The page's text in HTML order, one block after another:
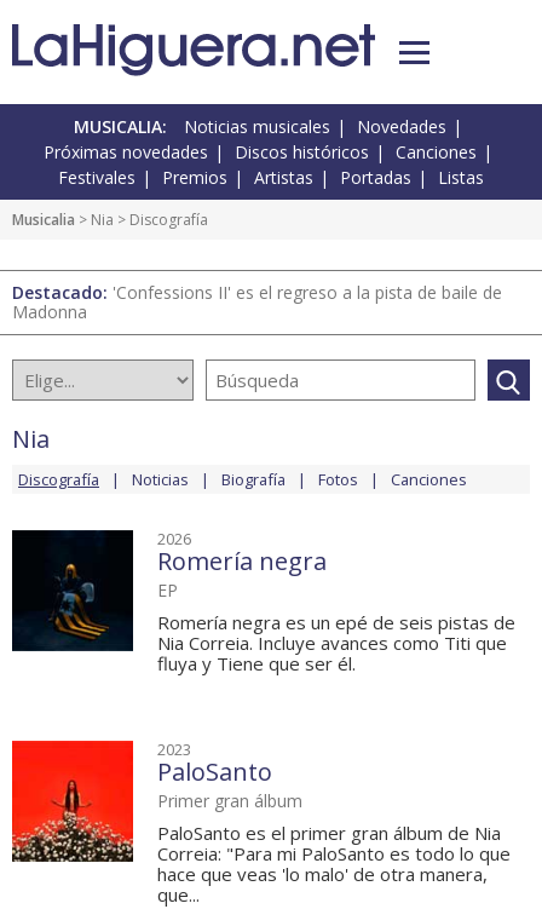
MUSICALIA: Noticias musicales
Novedades
Próximas novedades
Discos históricos
Canciones
Festivales
Premios Artistas Portadas Listas
Musicalia > Nia > Discografía
Destacado: 'Confessions II' es el regreso a la pista de baile de
Madonna
Nia
Discografía Noticias Biografía Fotos Canciones
2026
Romería negra
EP
Romería negra es un epé de seis pistas de
Nia Correia. Incluye avances como Titi que
fluya y Tiene que ser él.
2023
PaloSanto
Primer gran álbum
PaloSanto es el primer gran álbum de Nia
Correia: "Para mi PaloSanto es todo lo que
hace que veas 'lo malo' de otra manera,
que...